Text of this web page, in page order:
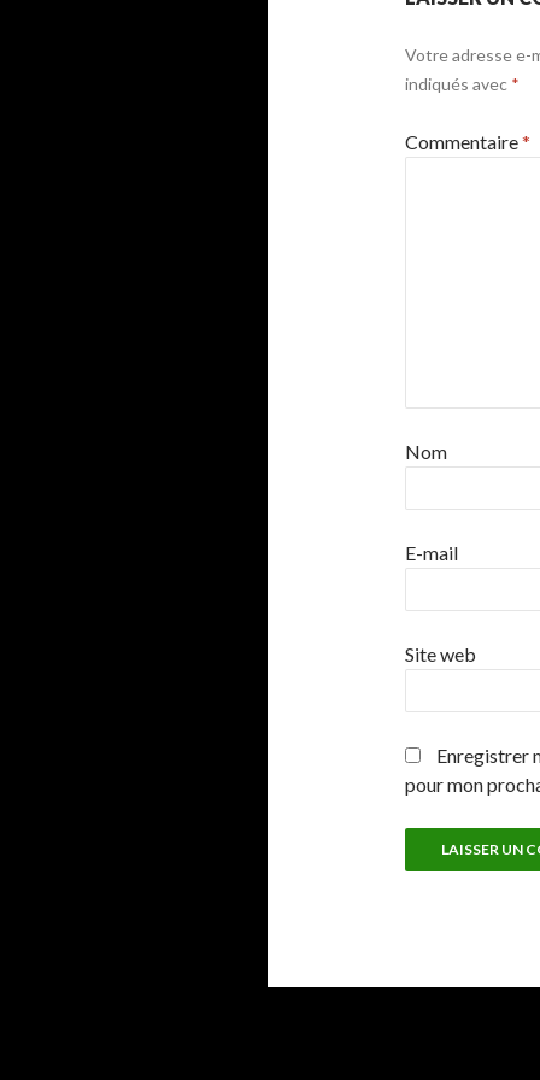
Votre adresse e-
indiqués avec *
Commentaire*
Nom
E-mail
Site web
Enregistrer
pour mon